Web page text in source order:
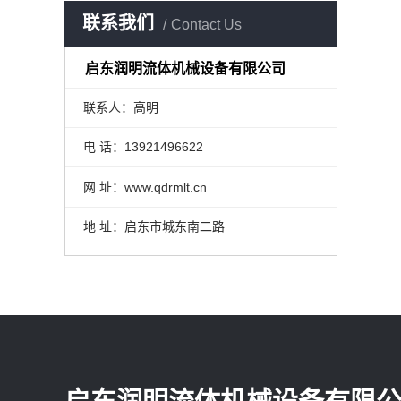
联系我们 Contact Us
启东润明流体机械设备有限公司
联系人：高明
电 话：13921496622
网 址：www.qdrmlt.cn
地 址：启东市城东南二路